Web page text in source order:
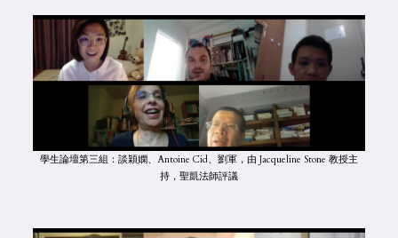
學生論壇第三組：談穎嫻、Antoine Cid、劉軍，由 Jacqueline Stone 教授主
持，聖凱法師評議